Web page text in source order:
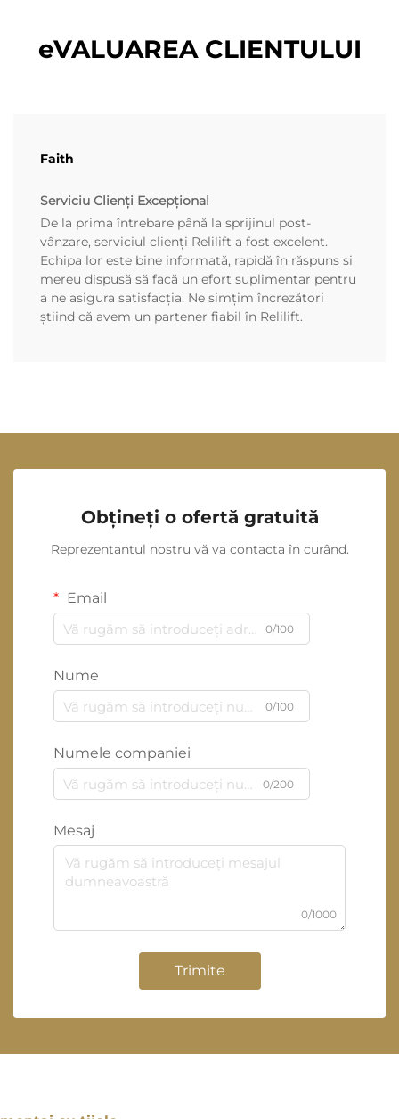
eVALUAREA CLIENTULUI
Faith
Serviciu Clienți Excepțional
De la prima întrebare până la sprijinul post-
vânzare, serviciul clienți Relilift a fost excelent.
Echipa lor este bine informată, rapidă în răspuns și
mereu dispusă să facă un efort suplimentar pentru
a ne asigura satisfacția. Ne simțim încrezători
știind că avem un partener fiabil în Relilift.
Obțineți o ofertă gratuită
Reprezentantul nostru vă va contacta în curând.
Email
0/100
Nume
0/100
Numele companiei
0/200
Mesaj
0/1000
Trimite